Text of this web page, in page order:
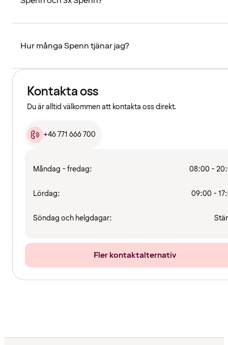
Hur många Spenn tjänar jag?
Kontakta oss
Du är alltid välkommen att kontakta oss direkt.
+46 771 666 700
Måndag - fredag: 08:00 -
Lördag: 09:00 -
Söndag och helgdagar:
Fler kontaktalternativ